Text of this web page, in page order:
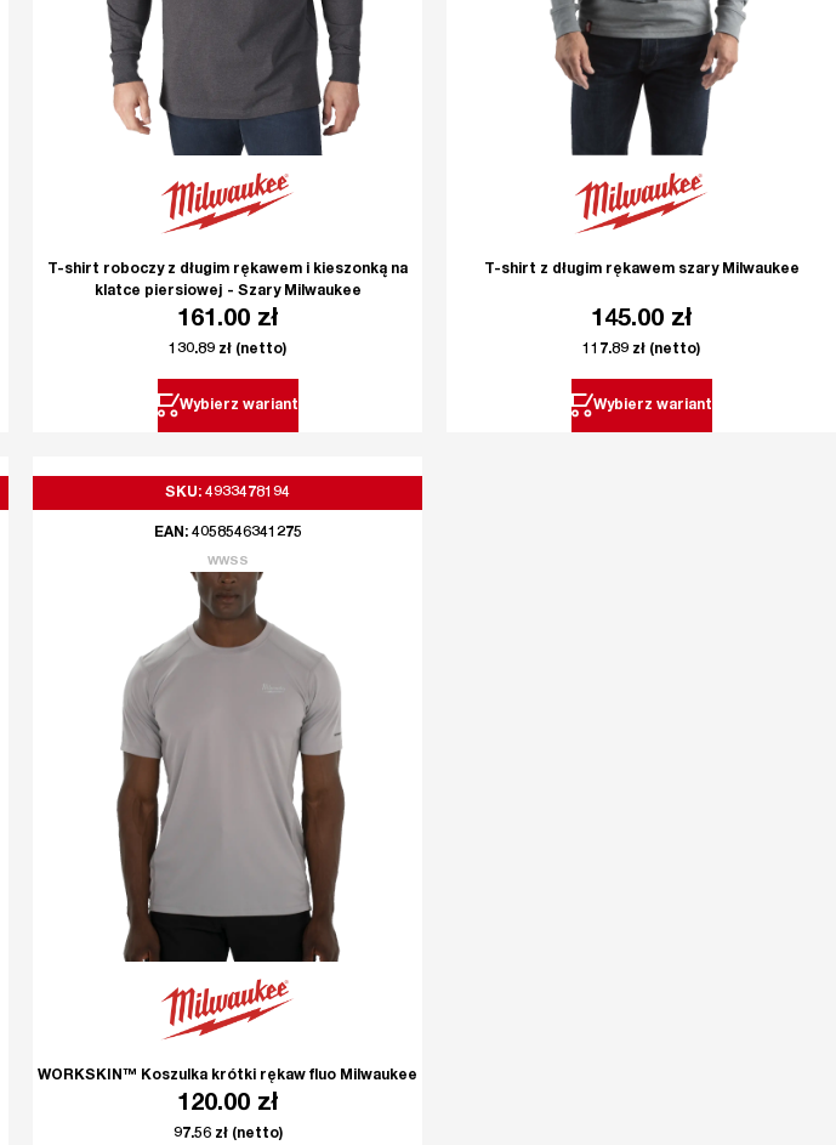
T-shirt roboczy z długim rękawem i kieszonką na
klatce piersiowej - Szary Milwaukee
161.00 zł
130.89 zł (netto)
Wybierz wariant
T-shirt z długim rękawem szary Milwaukee
145.00 zł
117.89 zł (netto)
Wybierz wariant
SKU: 4933478194
EAN: 4058546341275
WWSS
WORKSKIN™ Koszulka krótki rękaw fluo Milwaukee
120.00 zł
97.56 zł(netto)